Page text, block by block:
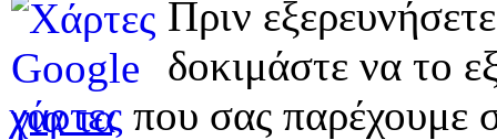
Πριν
δοκιμάστε να το
χάρτες που σας παρέχουμε